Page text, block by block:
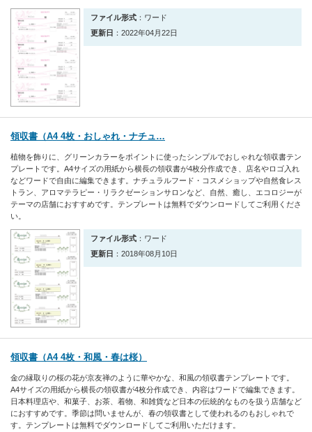
ファイル形式 ：ワード
更新日 ：2022年04月22日
領収書（A4 4枚・おしゃれ・ナチュ…
植物を飾りに、グリーンカラーをポイントに使ったシンプルでおしゃれな領収書テン
プレートです。A4サイズの用紙から横長の領収書が4枚分作成でき、店名やロゴ入れ
などワードで自由に編集できます。ナチュラルフード・コスメショップや自然食レス
トラン、アロマテラピー・リラクゼーションサロンなど、自然、癒し、エコロジーが
テーマの店舗におすすめです。テンプレートは無料でダウンロードしてご利用くださ
い。
ファイル形式 ：ワード
更新日 ：2018年08月10日
領収書（A4 4枚・和風・春は桜）
金の縁取りの桜の花が京友禅のように華やかな、和風の領収書テンプレートです。
A4サイズの用紙から横長の領収書が4枚分作成でき、内容はワードで編集できます。
日本料理店や、和菓子、お茶、着物、和雑貨など日本の伝統的なものを扱う店舗など
におすすめです。季節は問いませんが、春の領収書として使われるのもおしゃれで
す。テンプレートは無料でダウンロードしてご利用いただけます。